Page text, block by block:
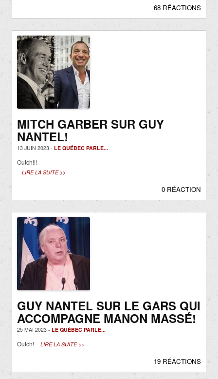
68 RÉACTIONS
MITCH GARBER SUR GUY
NANTEL!
13 JUIN 2023 - LE QUÉBEC PARLE...
Outch!!!
LIRE LA SUITE >>
0 RÉACTION
GUY NANTEL SUR LE GARS QUI
ACCOMPAGNE MANON MASSÉ!
25 MAI 2023 - LE QUÉBEC PARLE...
Outch! LIRE LA SUITE >>
19 RÉACTIONS